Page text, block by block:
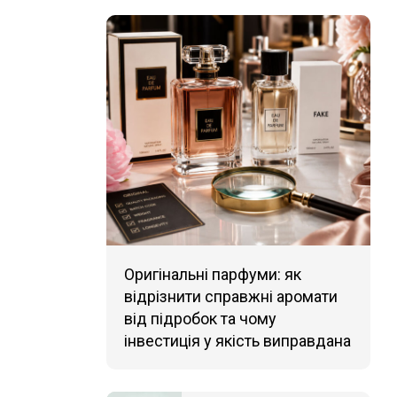
Оригінальні парфуми: як
відрізнити справжні аромати
від підробок та чому
інвестиція у якість виправдана